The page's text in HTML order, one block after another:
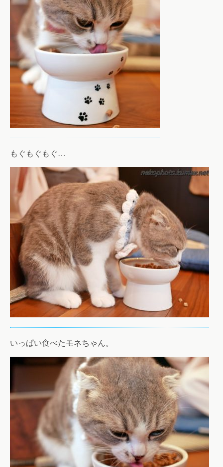
もぐもぐもぐ…
いっぱい食べたモネちゃん。